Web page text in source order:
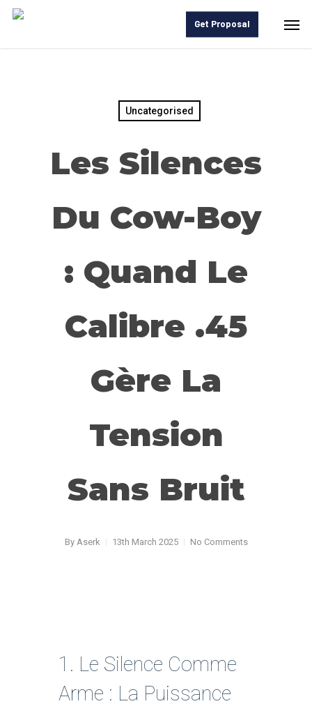
Skip
Get Proposal
Uncategorised
Les Silences
Du Cow-Boy
: Quand Le
Calibre .45
Gère La
Tension
Sans Bruit
By Aserk 13th March 2025 No Comments
1. Le Silence Comme
Arme : La Puissance